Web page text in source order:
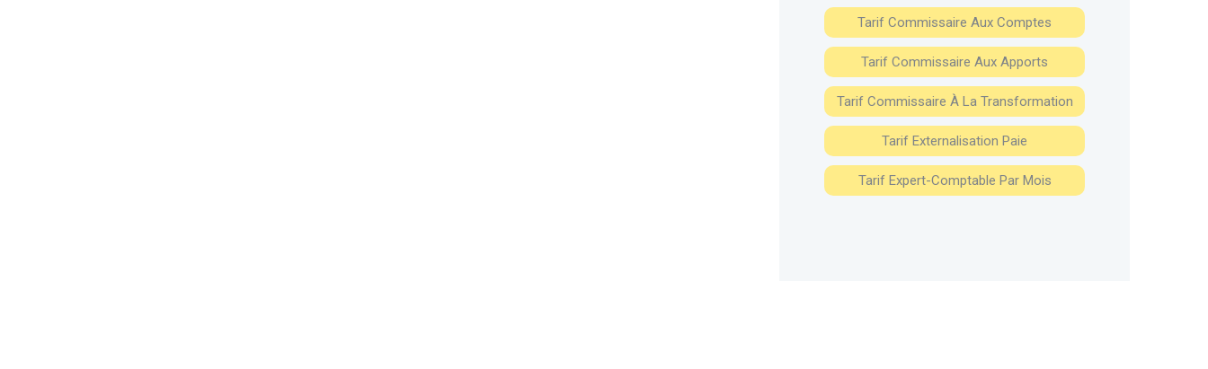
Tarif Commissaire Aux Comptes
Tarif Commissaire Aux Apports
Tarif Commissaire À La Transformation
Tarif Externalisation Paie
Tarif Expert-Comptable Par Mois